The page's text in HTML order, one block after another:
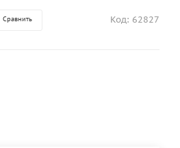
Сравнить Код: 62827